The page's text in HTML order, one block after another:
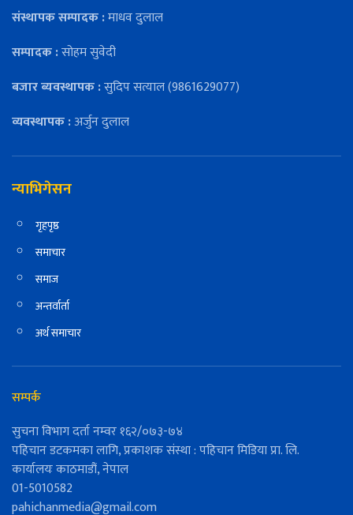
संस्थापक सम्पादक :माधव दुलाल
सम्पादक :सोहम सुवेदी
बजार ब्यवस्थापक :सुदिप सत्याल (9861629077)
व्यवस्थापक :अर्जुन दुलाल
न्याभिगेसन
गृहपृष्ठ
समाचार
समाज
अन्तर्वार्ता
अर्थ समाचार
सम्पर्क
सुचना विभाग दर्ता नम्वर १६२/०७३-७४
पहिचान डटकमका लागि, प्रकाशक संस्था : पहिचान मिडिया प्रा. लि.
कार्यालयः काठमाडौं, नेपाल
01-5010582
pahichanmedia@gmail.com